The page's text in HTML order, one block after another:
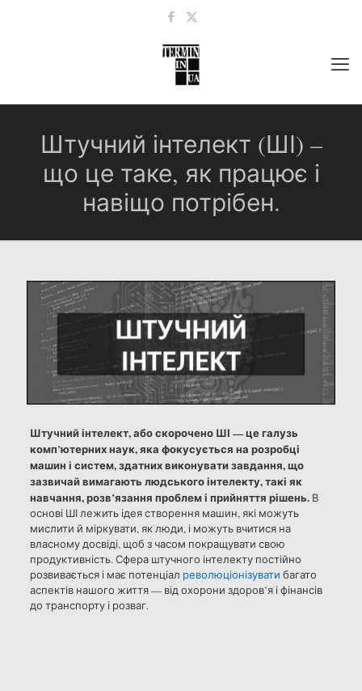
Штучний інтелект (ШІ) –
що це таке, як працює і
навіщо потрібен.
Штучний інтелект, або скорочено ШІ — це галузь
комп’ютерних наук, яка фокусується на розробці
машин і систем, здатних виконувати завдання, що
зазвичай вимагають людського інтелекту, такі як
навчання, розв’язання проблем і прийняття рішень.В
основі ШІ лежить ідея створення машин, які можуть
мислити й міркувати, як люди, і можуть вчитися на
власному досвіді, щоб з часом покращувати свою
продуктивність. Сфера штучного інтелекту постійно
розвивається і має потенціал революціонізувати багато
аспектів нашого життя — від охорони здоров’я і фінансів
до транспорту і розваг.